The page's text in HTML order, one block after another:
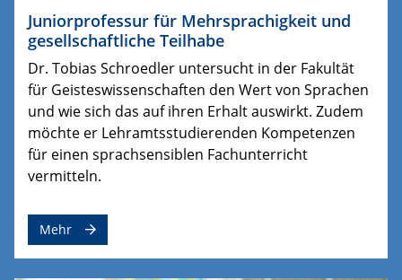
Juniorprofessur für Mehrsprachigkeit und
gesellschaftliche Teilhabe
Dr. Tobias Schroedler untersucht in der Fakultät
für Geisteswissenschaften den Wert von Sprachen
und wie sich das auf ihren Erhalt auswirkt. Zudem
möchte er Lehramtsstudierenden Kompetenzen
für einen sprachsensiblen Fachunterricht
vermitteln.
Mehr